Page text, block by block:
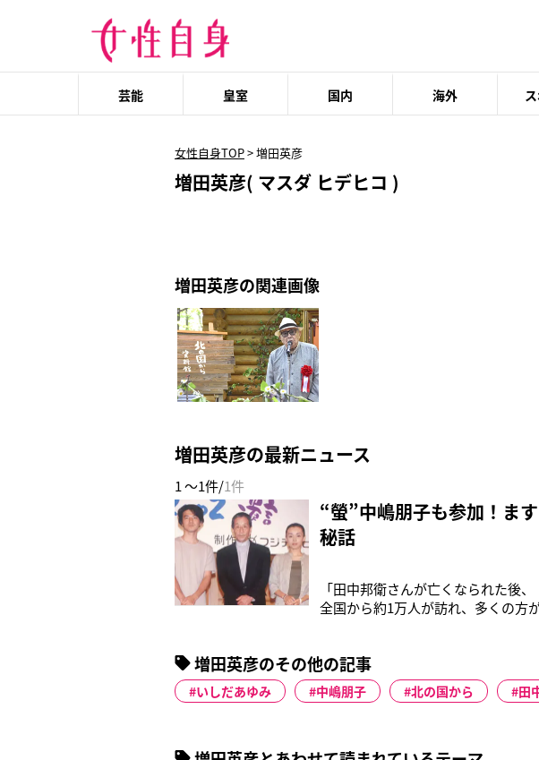
芸能 皇室 国内 海外
女性自身TOP>増田英彦
増田英彦( マスダ ヒデヒコ )
増田英彦の関連画像
増田英彦の最新ニュース
1 ～1件/1件
“螢”中嶋朋子も参加！ま
秘話
「田中邦衛さんが亡くなられた後
全国から約1万人が訪れ、多くの方
長）北海道・富良野の大自然を舞
10月9日、放送開始40周年を迎える。
増田英彦のその他の記事
いしだあゆみ 中嶋朋子 北の国から 田